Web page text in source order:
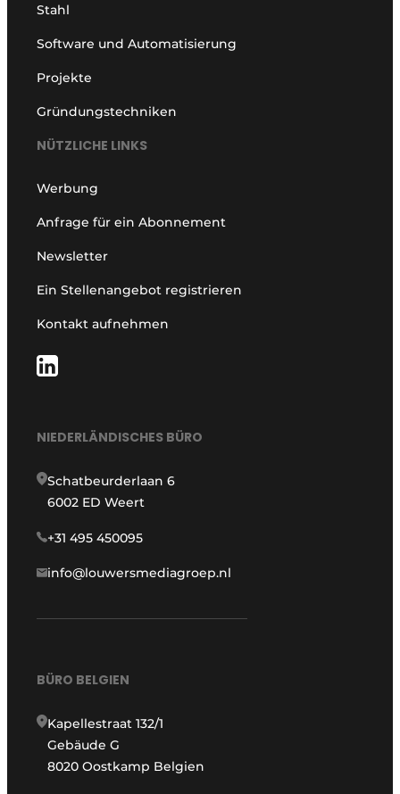
Stahl
Software und Automatisierung
Projekte
Gründungstechniken
NÜTZLICHE LINKS
Werbung
Anfrage für ein Abonnement
Newsletter
Ein Stellenangebot registrieren
Kontakt aufnehmen
NIEDERLÄNDISCHES BÜRO
Schatbeurderlaan 6
6002 ED Weert
+31 495 450095
info@louwersmediagroep.nl
BÜRO BELGIEN
Kapellestraat 132/1
Gebäude G
8020 Oostkamp Belgien